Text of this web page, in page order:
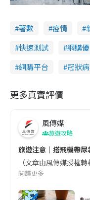
著數 疫情
快速測試
網購
網購平台
冠狀
更多真實評價
風傳媒
旅遊攻略
旅遊注意｜搭飛機帶
（文章由風傳媒授權
閱讀更多